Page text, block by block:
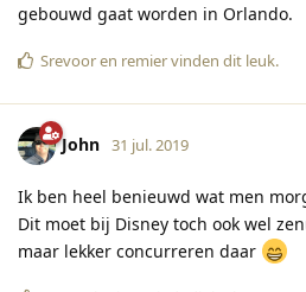
gebouwd gaat worden in Orlando.
Srevooren remiervinden dit leuk.
John 31 jul. 2019
Ik ben heel benieuwd wat men
Dit moet bij Disney toch ook wel
maar lekker concurreren daar